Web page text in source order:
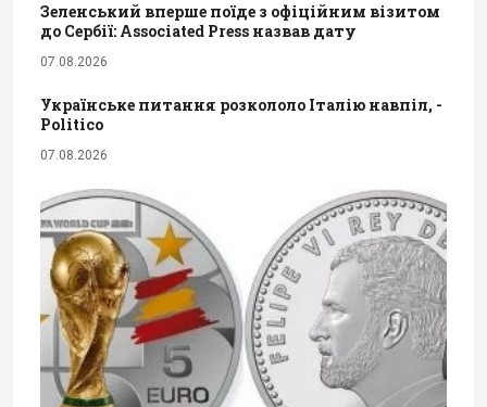
Зеленський вперше поїде з офіційним візитом
до Сербії: Associated Press назвав дату
07.08.2026
Українське питання розкололо Італію навпіл, -
Politico
07.08.2026